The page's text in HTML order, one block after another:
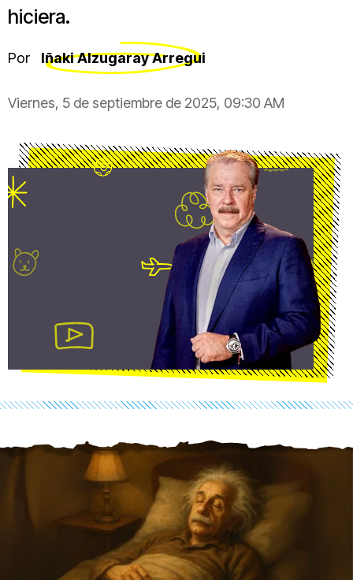
hiciera.
Por Iñaki Alzugaray Arregui
Viernes, 5 de septiembre de 2025, 09:30 AM